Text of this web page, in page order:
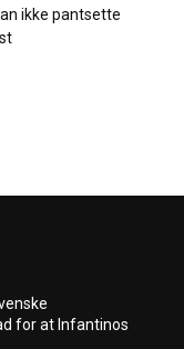
ikke pantsette
for at Infantinos